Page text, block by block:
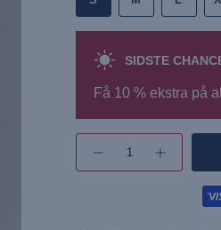
SIDSTE
Få 10 % ekstra på
{"in_cart_html"=>"",
"decrease"=>"",
"multiples_of"=>"",
antallet